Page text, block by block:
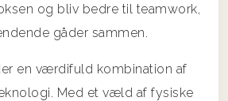
og bliv bedre til teamwork,
gåder sammen.
en værdifuld kombination af
Med et væld af fysiske